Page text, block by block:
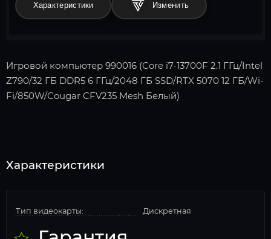
Характеристики
Игровой компьютер 990016 (Core i7-13700F 2.1 ГГц/Intel
Z790/32 ГБ DDR5 6 ГГц/2048 ГБ SSD/RTX 5070 12 ГБ/Wi-
Fi/850W/Cougar CFV235 Mesh Белый)
Характеристики
Тип видеокарты: Дискретная